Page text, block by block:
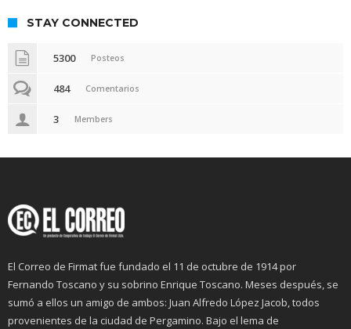
STAY CONNECTED
5300 Posteos
484 Comentarios
3 Members
El Correo de Firmat fue fundado el 11 de octubre de 1914 por
Fernando Toscano y su sobrino Enrique Toscano. Meses después, se
sumó a ellos un amigo de ambos: Juan Alfredo López Jacob, todos
provenientes de la ciudad de Pergamino. Bajo el lema de